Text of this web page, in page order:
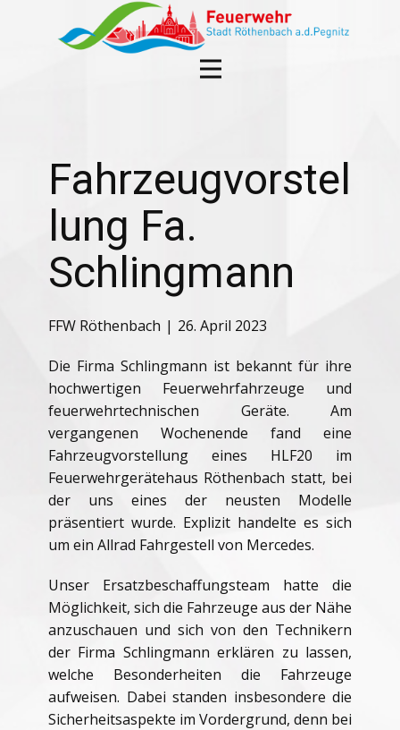
Fahrzeugvorstel
lung Fa.
Schlingmann
FFW Röthenbach 26. April 2023
Die Firma Schlingmann ist bekannt für ihre
hochwertigen Feuerwehrfahrzeuge und
feuerwehrtechnischen Geräte. Am
vergangenen Wochenende fand eine
Fahrzeugvorstellung eines HLF20 im
Feuerwehrgerätehaus Röthenbach statt, bei
der uns eines der neusten Modelle
präsentiert wurde. Explizit handelte es sich
um ein Allrad Fahrgestell von Mercedes.
Unser Ersatzbeschaffungsteam hatte die
Möglichkeit, sich die Fahrzeuge aus der Nähe
anzuschauen und sich von den Technikern
der Firma Schlingmann erklären zu lassen,
welche Besonderheiten die Fahrzeuge
aufweisen. Dabei standen insbesondere die
Sicherheitsaspekte im Vordergrund, denn bei